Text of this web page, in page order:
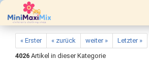
« Erster « zurück weiter »
Letzter »
4026 Artikel in dieser Kategorie